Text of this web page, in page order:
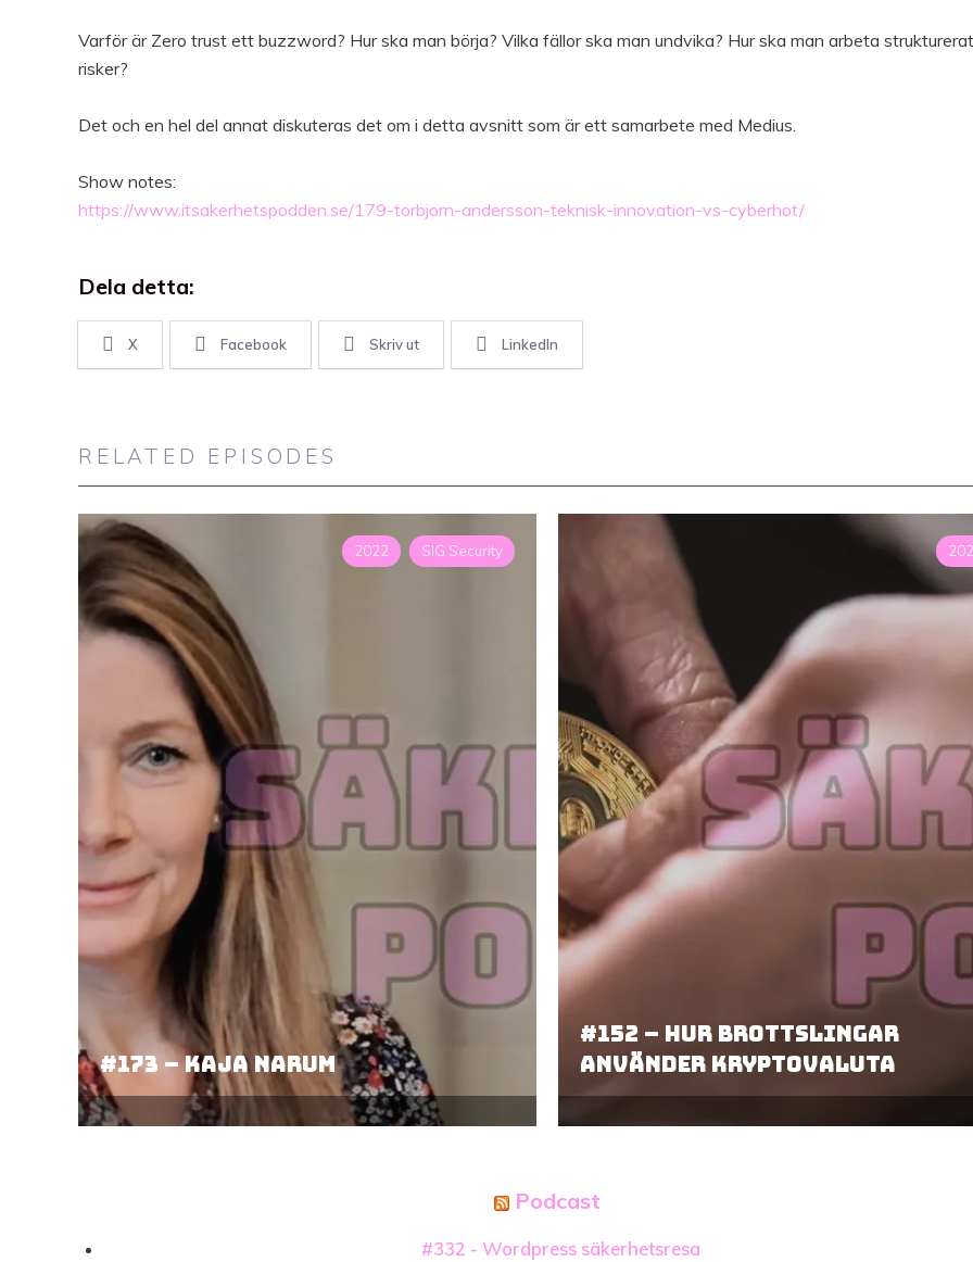
Varför är Zero trust ett buzzword? Hur ska man börja? Vilka fällor ska man undvika? Hur ska man arbeta
risker?
Det och en hel del annat diskuteras det om i detta avsnitt som är ett samarbete med Medius.
Show notes:
https://www.itsakerhetspodden.se/179-torbjorn-andersson-teknisk-innovation-vs-cyberhot/
Dela detta:
X Facebook Skriv ut LinkedIn
RELATED EPISODES
2022 SIG Security
#173 – Kaja Narum
#152 – Hur brottslingar
använder kryptovaluta
Podcast
#332 - Wordpress säkerhetsresa